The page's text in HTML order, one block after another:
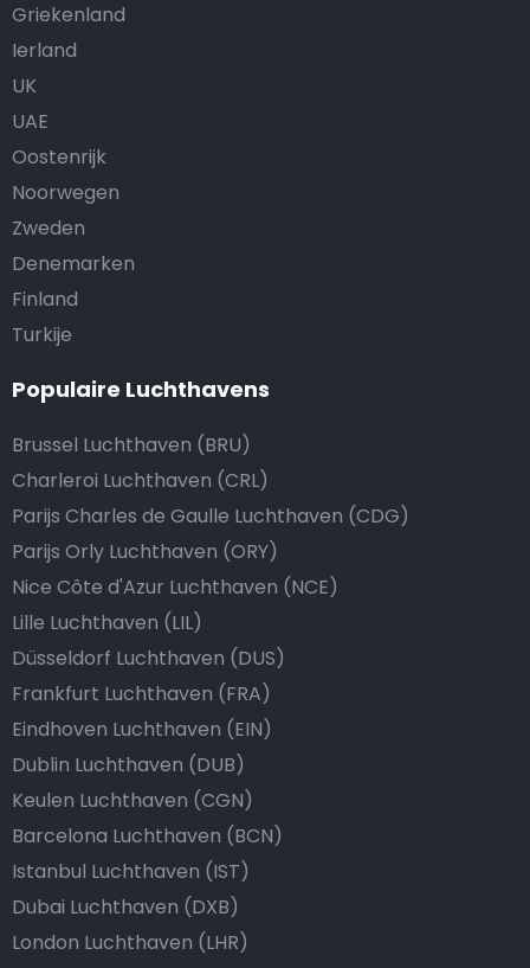
Griekenland
Ierland
UK
UAE
Oostenrijk
Noorwegen
Zweden
Denemarken
Finland
Turkije
Populaire Luchthavens
Brussel Luchthaven (BRU)
Charleroi Luchthaven (CRL)
Parijs Charles de Gaulle Luchthaven (CDG)
Parijs Orly Luchthaven (ORY)
Nice Côte d'Azur Luchthaven (NCE)
Lille Luchthaven (LIL)
Düsseldorf Luchthaven (DUS)
Frankfurt Luchthaven (FRA)
Eindhoven Luchthaven (EIN)
Dublin Luchthaven (DUB)
Keulen Luchthaven (CGN)
Barcelona Luchthaven (BCN)
Istanbul Luchthaven (IST)
Dubai Luchthaven (DXB)
London Luchthaven (LHR)